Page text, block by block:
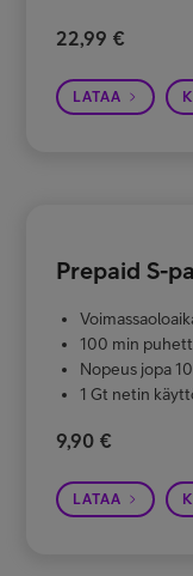
22,99 €
LATAA
Prepaid S-
100 min
Nopeus jopa
1 Gt netin
9,90 €
LATAA